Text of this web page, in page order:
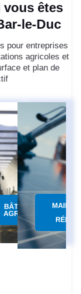
vous êtes
le-Duc
pour entreprises
agricoles et
et plan de
BÂTIMENTS
AGRICOLES